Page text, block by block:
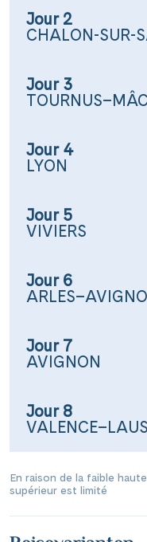
Jour 2
CHALON-SUR-
Jour 3
Jour 4
LYON
Jour 5
VIVIERS
Jour 6
Jour 7
AVIGNON
Jour 8
En raison de la faible
supérieur est limité